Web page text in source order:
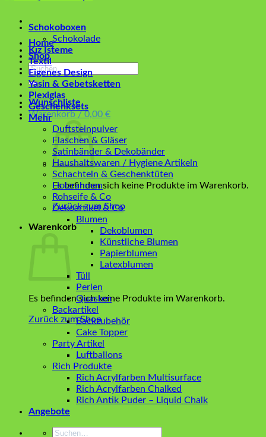
Home
Shop
Suchen
nach:
Wunschliste
Warenkorb / 0,00 €
Es befinden sich keine Produkte im Warenkorb.
Zurück zum Shop
Warenkorb
Es befinden sich keine Produkte im Warenkorb.
Zurück zum Shop
Schokoboxen
Schokolade
Kız İsteme
Textil
Eigenes Design
Yasin & Gebetsketten
Plexiglas
Geschenksets
Mehr
Duftsteinpulver
Flaschen & Gläser
Satinbänder & Dekobänder
Haushaltswaren / Hygiene Artikeln
Schachteln & Geschenktüten
Holzrahmen
Rohseife & Co
Dekoartikel & Co
Blumen
Dekoblumen
Künstliche Blumen
Papierblumen
Latexblumen
Tüll
Perlen
Quasten
Backartikel
Backzubehör
Cake Topper
Party Artikel
Luftballons
Rich Produkte
Rich Acrylfarben Multisurface
Rich Acrylfarben Chalked
Rich Antik Puder – Liquid Chalk
Angebote
Suchen